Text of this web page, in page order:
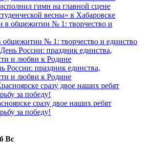
гимн на главной сцене
весны» в Хабаровске
общежитии № 1: творчество и единство
России: праздник единства,
и любви к Родине
сразу двое наших ребят
за победу!
Вс